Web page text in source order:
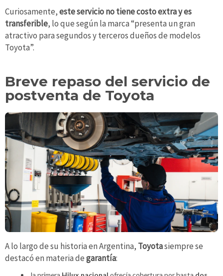
Curiosamente,este servicio no tiene costo extra y es
transferible, lo que según la marca “presenta un gran
atractivo para segundos y terceros dueños de modelos
Toyota”.
Breve repaso del servicio de
postventa de Toyota
A lo largo de su historia en Argentina, Toyotasiempre se
destacó en materia degarantía: